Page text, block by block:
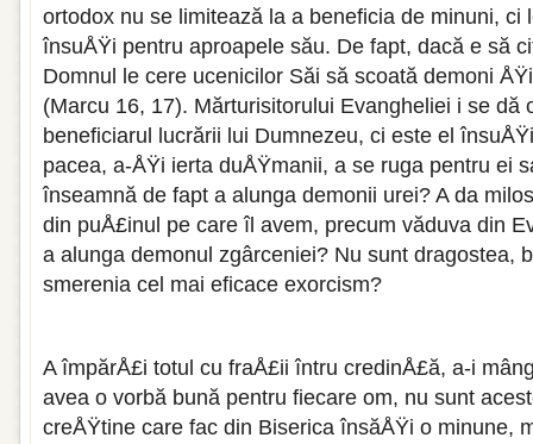
ortodox nu se limitează la a beneficia de minuni, ci
însuÅŸi pentru aproapele său. De fapt, dacă e să
Domnul le cere ucenicilor Săi să scoată demoni
(Marcu 16, 17). Mărturisitorului Evangheliei i se dă
beneficiarul lucrării lui Dumnezeu, ci este el
pacea, a-ÅŸi ierta duÅŸmanii, a se ruga pentru ei
înseamnă de fapt a alunga demonii urei? A da
din puÅ£inul pe care îl avem, precum văduva din
a alunga demonul zgârceniei? Nu sunt dragostea,
smerenia cel mai eficace exorcism?
A împărÅ£i totul cu fraÅ£ii întru credinÅ£ă, a-i
avea o vorbă bună pentru fiecare om, nu sunt
creÅŸtine care fac din Biserica însăÅŸi o minune,